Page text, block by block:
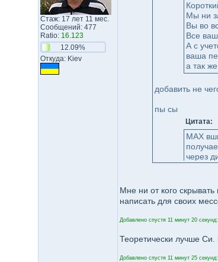
Стаж: 17 лет 11 мес.
Сообщений: 477
Ratio: 16.123
12.09%
Откуда: Kiev
Мы ни
Вы во
Все
А с
ваша
а так
добавить не
пы сы
Цитата:
MAX
через
Мне ни от кого
написать для своих
Добавлено спустя 11 минут 20 секунд:
Теоретически лучше Си.
Добавлено спустя 11 минут 25 секунд: